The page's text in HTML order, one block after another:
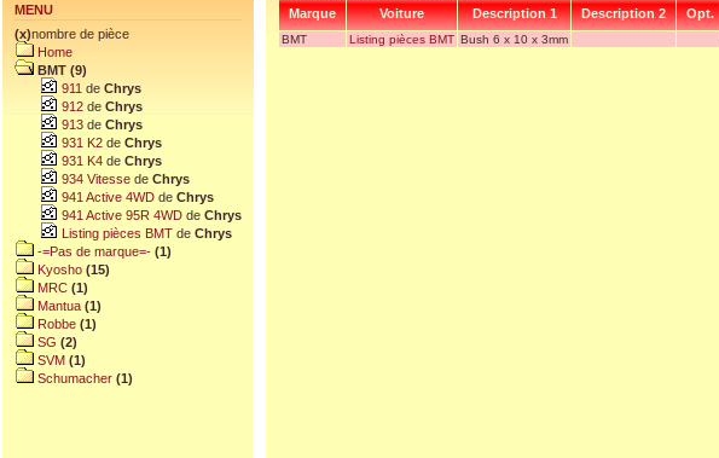
MENU
(x)nombre de pièce
Home
BMT (9)
911 de Chrys
912 de Chrys
913 de Chrys
931 K2 de Chrys
931 K4 de Chrys
934 Vitesse de Chrys
941 Active 4WD de Chrys
941 Active 95R 4WD de Chrys
Listing pièces BMT de Chrys
-=Pas de marque=- (1)
Kyosho (15)
MRC (1)
Mantua (1)
Robbe (1)
SG (2)
SVM (1)
Schumacher (1)
Marque Voiture Description 1 Description 2 Opt.
BMT Listing pièces BMT Bush 6 x 10 x 3mm